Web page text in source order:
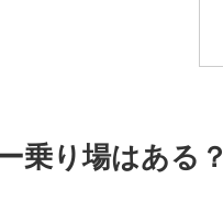
乗り場はある？